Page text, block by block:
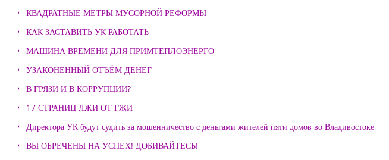
КВАДРАТНЫЕ МЕТРЫ МУСОРНОЙ РЕФОРМЫ
КАК ЗАСТАВИТЬ УК РАБОТАТЬ
МАШИНА ВРЕМЕНИ ДЛЯ ПРИМТЕПЛОЭНЕРГО
УЗАКОНЕННЫЙ ОТЪЁМ ДЕНЕГ
В ГРЯЗИ И В КОРРУПЦИИ?
17 СТРАНИЦ ЛЖИ ОТ ГЖИ
Директора УК будут судить за мошенничество с деньгами жителей пяти домов во Владивостоке
ВЫ ОБРЕЧЕНЫ НА УСПЕХ! ДОБИВАЙТЕСЬ!